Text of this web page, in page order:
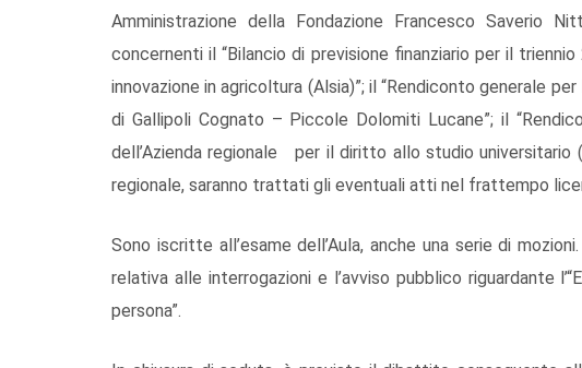
Amministrazione della Fondazione Francesco Saverio
concernenti il “Bilancio di previsione finanziario per il
innovazione in agricoltura (Alsia)”; il “Rendiconto generale
di Gallipoli Cognato – Piccole Dolomiti Lucane”; il
dell’Azienda regionale per il diritto allo studio universitario
regionale, saranno trattati gli eventuali atti nel frattempo
Sono iscritte all’esame dell’Aula, anche una serie di
relativa alle interrogazioni e l’avviso pubblico riguardante
persona”.